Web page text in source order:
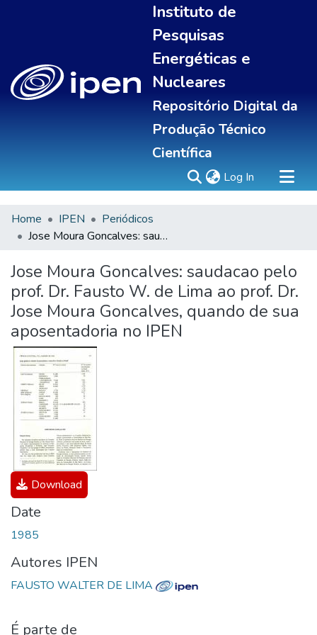
Instituto de
Pesquisas
Energéticas e
Nucleares
Repositório Digital da
Produção Técnico
Científica
Log In (current)
Sobre
All of DSpace
Statistics
Home IPEN
Periódicos
Jose Moura Goncalves: saudacao pelo prof. Dr. Fausto W. de Lima ao prof. Dr. Jose Moura Goncalves, quando de sua aposentadoria no IPEN
Jose Moura Goncalves: saudacao pelo
prof. Dr. Fausto W. de Lima ao prof. Dr.
Jose Moura Goncalves, quando de sua
aposentadoria no IPEN
Download
Date
1985
Autores IPEN
FAUSTO WALTER DE LIMA
É parte de